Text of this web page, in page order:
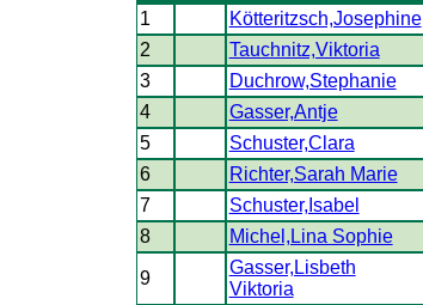
1
Kötteritzsch,Josephine
2
Tauchnitz,Viktoria
3
Duchrow,Stephanie
4
Gasser,Antje
5
Schuster,Clara
6
Richter,Sarah Marie
7
Schuster,Isabel
8
Michel,Lina Sophie
9
Gasser,Lisbeth
Viktoria